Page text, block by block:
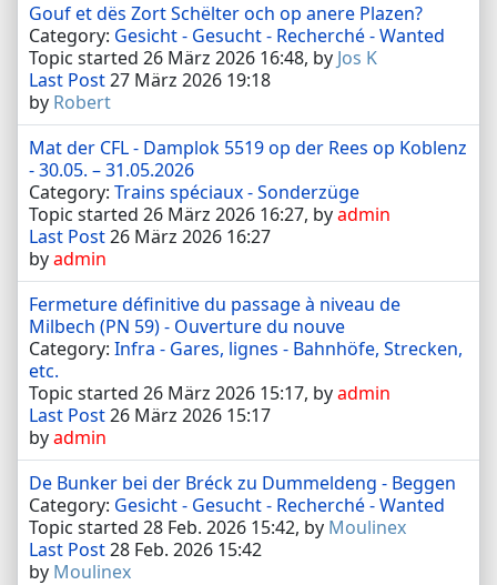
Gouf et dës Zort Schëlter och op anere Plazen?
Category: Gesicht - Gesucht - Recherché - Wanted
Topic started 26 März 2026 16:48, by Jos K
Last Post27 März 2026 19:18
by Robert
Mat der CFL - Damplok 5519 op der Rees op Koblenz
- 30.05. – 31.05.2026
Category: Trains spéciaux - Sonderzüge
Topic started 26 März 2026 16:27, byadmin
Last Post26 März 2026 16:27
byadmin
Fermeture définitive du passage à niveau de
Milbech (PN 59) - Ouverture du nouve
Category: Infra - Gares, lignes - Bahnhöfe, Strecken,
etc.
Topic started 26 März 2026 15:17, byadmin
Last Post26 März 2026 15:17
byadmin
De Bunker bei der Bréck zu Dummeldeng - Beggen
Category: Gesicht - Gesucht - Recherché - Wanted
Topic started 28 Feb. 2026 15:42, by Moulinex
Last Post28 Feb. 2026 15:42
by Moulinex